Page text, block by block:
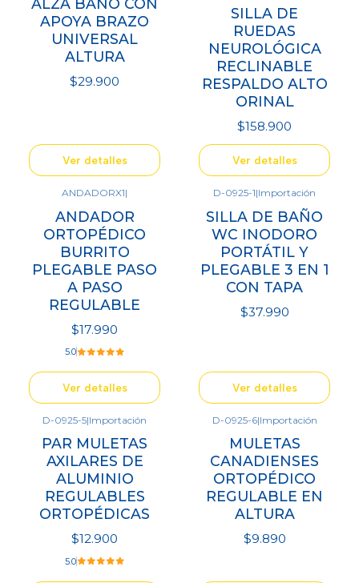
ALZA BAÑO CON
APOYA BRAZO
UNIVERSAL
ALTURA
$29.900
Ver detalles
SILLA DE
RUEDAS
NEUROLÓGICA
RECLINABLE
RESPALDO ALTO
ORINAL
$158.900
Ver detalles
ANDADORX1|
ANDADOR
ORTOPÉDICO
BURRITO
PLEGABLE PASO
A PASO
REGULABLE
$17.990
5.0
Ver detalles
D-0925-1|Importación
SILLA DE BAÑO
WC INODORO
PORTÁTIL Y
PLEGABLE 3 EN 1
CON TAPA
$37.990
Ver detalles
D-0925-5|Importación
PAR MULETAS
AXILARES DE
ALUMINIO
REGULABLES
ORTOPÉDICAS
$12.900
5.0
D-0925-6|Importación
MULETAS
CANADIENSES
ORTOPÉDICO
REGULABLE EN
ALTURA
$9.890